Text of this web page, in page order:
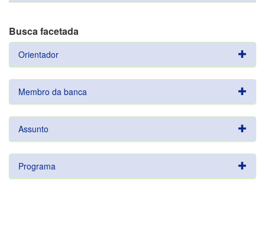
Busca facetada
Orientador
Membro da banca
Assunto
Programa